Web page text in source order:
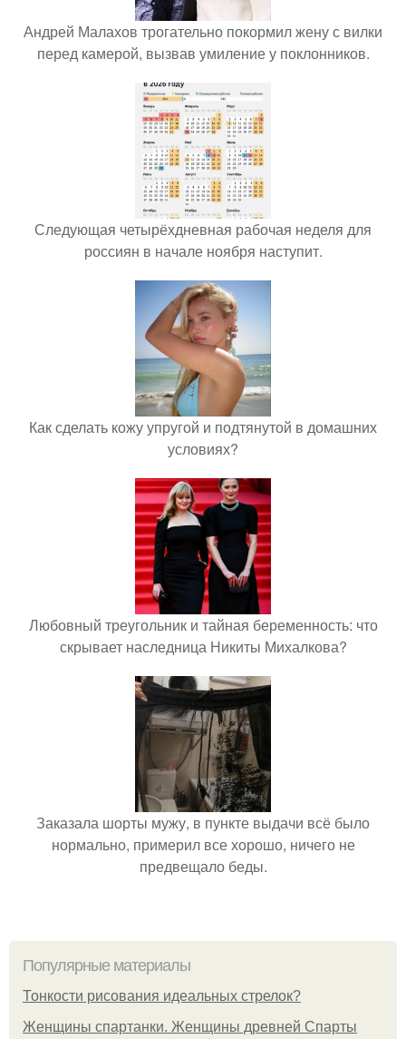
Андрей Малахов трогательно покормил жену с вилки
перед камерой, вызвав умиление у поклонников.
Следующая четырёхдневная рабочая неделя для
россиян в начале ноября наступит.
Как сделать кожу упругой и подтянутой в домашних
условиях?
Любовный треугольник и тайная беременность: что
скрывает наследница Никиты Михалкова?
Заказала шорты мужу, в пункте выдачи всё было
нормально, примерил все хорошо, ничего не
предвещало беды.
Популярные материалы
Тонкости рисования идеальных стрелок?
Женщины спартанки. Женщины древней Спарты